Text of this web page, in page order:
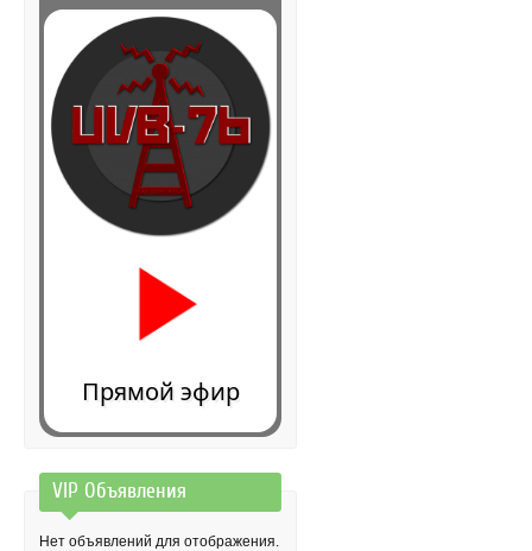
0:00
Прямой эфир
VIP Объявления
Нет объявлений для отображения.